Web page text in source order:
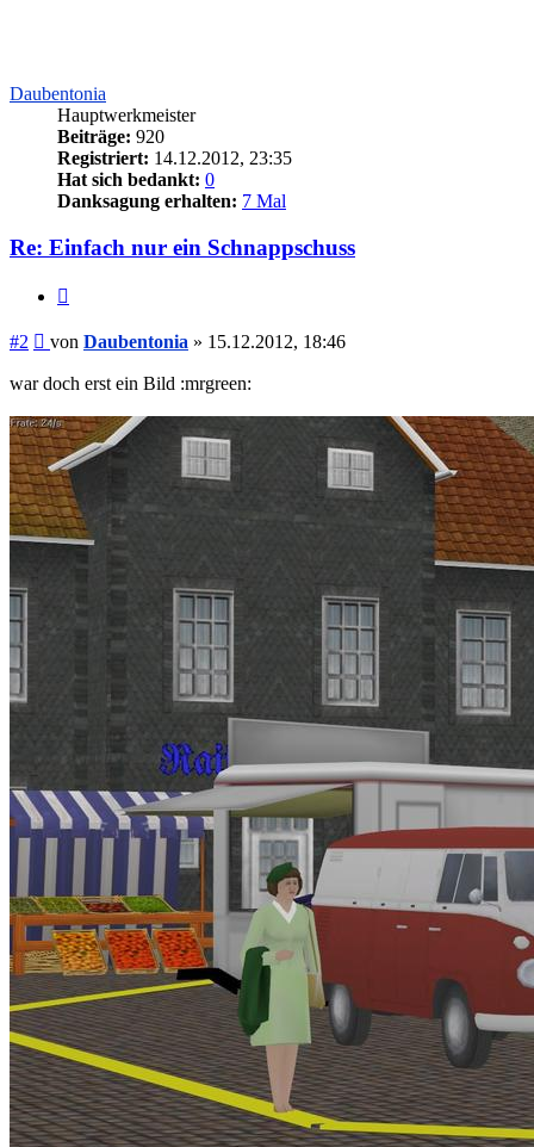
Daubentonia
Hauptwerkmeister
Beiträge: 920
Registriert: 14.12.2012, 23:35
Hat sich bedankt: 0
Danksagung erhalten: 7 Mal
Re: Einfach nur ein Schnappschuss
#2 Beitrag
von Daubentonia » 15.12.2012, 18:46
war doch erst ein Bild :mrgreen: